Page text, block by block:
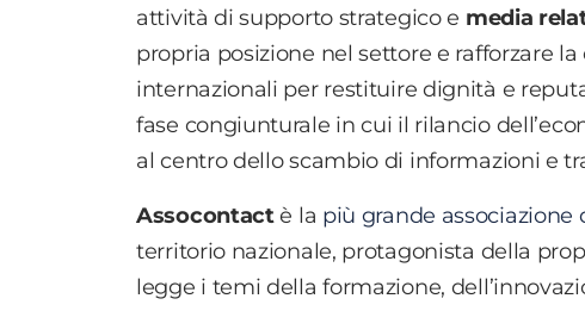
attività di supporto strategico e media
propria posizione nel settore e rafforzare
internazionali per restituire dignità e
fase congiunturale in cui il rilancio
al centro dello scambio di informazioni e
Assocontactè la più grande associazione
territorio nazionale, protagonista della
legge i temi della formazione,